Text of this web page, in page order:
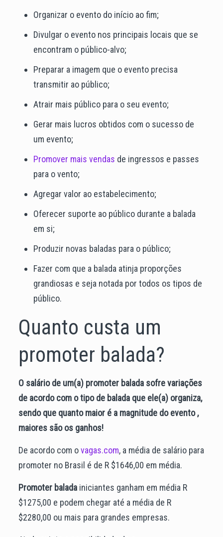
Organizar o evento do início ao fim;
Divulgar o evento nos principais locais que se
encontram o público-alvo;
Preparar a imagem que o evento precisa
transmitir ao público;
Atrair mais público para o seu evento;
Gerar mais lucros obtidos com o sucesso de
um evento;
Promover mais vendas de ingressos e passes
para o vento;
Agregar valor ao estabelecimento;
Oferecer suporte ao público durante a balada
em si;
Produzir novas baladas para o público;
Fazer com que a balada atinja proporções
grandiosas e seja notada por todos os tipos de
público.
Quanto custa um
promoter balada?
O salário de um(a) promoter balada sofre variações
de acordo com o tipo de balada que ele(a) organiza,
sendo que quanto maior é a magnitude do evento ,
maiores são os ganhos!
De acordo com ovagas.com, a média de salário para
promoter no Brasil é de R $1646,00 em média.
Promoter baladainiciantes ganham em média R
$1275,00 e podem chegar até a média de R
$2280,00 ou mais para grandes empresas.